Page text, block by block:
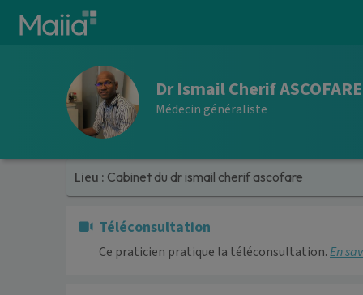
Aller au contenu principal
Dr Ismail Cherif ASCOFARE
Médecin généraliste
Lieu : Cabinet du dr ismail cherif ascofare
Téléconsultation
Ce praticien pratique la téléconsultation.En